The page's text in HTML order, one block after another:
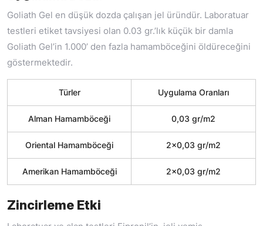
Goliath Gel en düşük dozda çalışan jel üründür. Laboratuar
testleri etiket tavsiyesi olan 0.03 gr.’lık küçük bir damla
Goliath Gel’in 1.000’ den fazla hamamböceğini öldüreceğini
göstermektedir.
Türler Uygulama Oranları
Alman Hamamböceği 0,03 gr/m2
Oriental Hamamböceği 2×0,03 gr/m2
Amerikan Hamamböceği 2×0,03 gr/m2
Zincirleme Etki